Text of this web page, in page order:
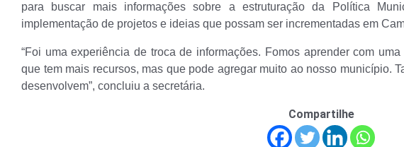
para buscar mais informações sobre a estruturação da Política
implementação de projetos e ideias que possam ser incrementadas em
“Foi uma experiência de troca de informações. Fomos aprender com
que tem mais recursos, mas que pode agregar muito ao nosso município.
desenvolvem”, concluiu a secretária.
Compartilhe